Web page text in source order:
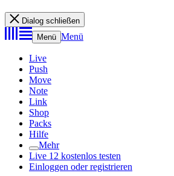
Dialog schließen
Menü Menü
Live
Push
Move
Note
Link
Shop
Packs
Hilfe
Mehr
Live 12 kostenlos testen
Einloggen oder registrieren